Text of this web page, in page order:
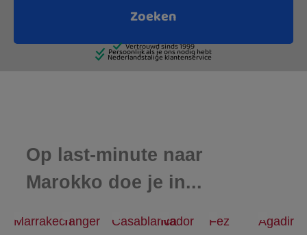
Op last-minute naar
Marokko doe je in...
MarrakechTanger CasablancaNador Fez Agadir